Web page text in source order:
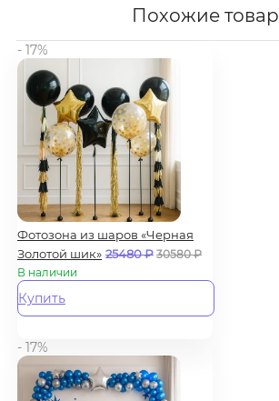
Похожие
- 17%
Фотозона из шаров «Черная
Золотой шик» 25480₽ 30580₽
В наличии
Купить
- 17%